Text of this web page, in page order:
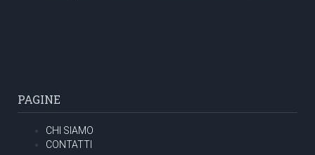
PAGINE
CHI SIAMO
CONTATTI